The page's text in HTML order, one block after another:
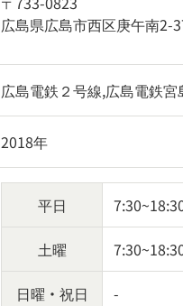
広島県広島市西区庚午南2-
広島電鉄２号線,広島電鉄
2018年
平日
土曜
日曜・祝日 -